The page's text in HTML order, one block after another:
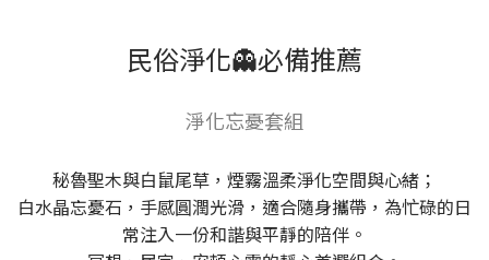
民俗淨化👻必備推薦
淨化忘憂套組
秘魯聖木與白鼠尾草，煙霧溫柔淨化空間與心緒；
白水晶忘憂石，手感圓潤光滑，適合隨身攜帶，為忙碌的日
常注入一份和諧與平靜的陪伴。